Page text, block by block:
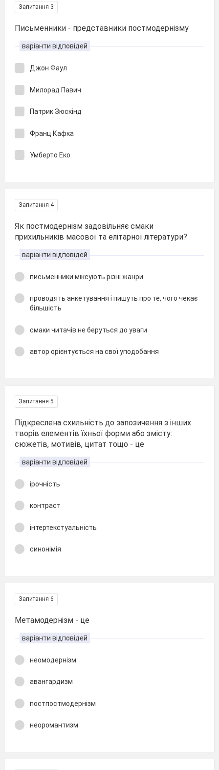
Запитання 3
Письменники - представники постмодернізму
варіанти відповідей
Джон Фаул
Милорад Павич
Патрик Зюскінд
Франц Кафка
Умберто Еко
Запитання 4
Як постмодернізм задовільняє смаки
прихильників масової та елітарної літератури?
варіанти відповідей
письменники міксують різні жанри
проводять анкетування і пишуть про те, чого чекає
більшість
смаки читачів не беруться до уваги
автор орієнтується на свої уподобання
Запитання 5
Підкреслена схильність до запозичення з інших
творів елементів їхньої форми або змісту:
сюжетів, мотивів, цитат тощо - це
варіанти відповідей
ірочність
контраст
інтертекстуальність
синонімія
Запитання 6
Метамодернізм - це
варіанти відповідей
неомодернізм
авангардизм
постпостмодернізм
неоромантизм